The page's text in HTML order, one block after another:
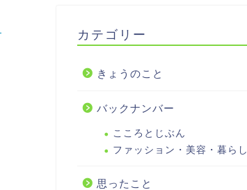
カテゴリー
きょうのこと
バックナンバー
こころとじぶん
ファッション・美容・暮らし
思ったこと